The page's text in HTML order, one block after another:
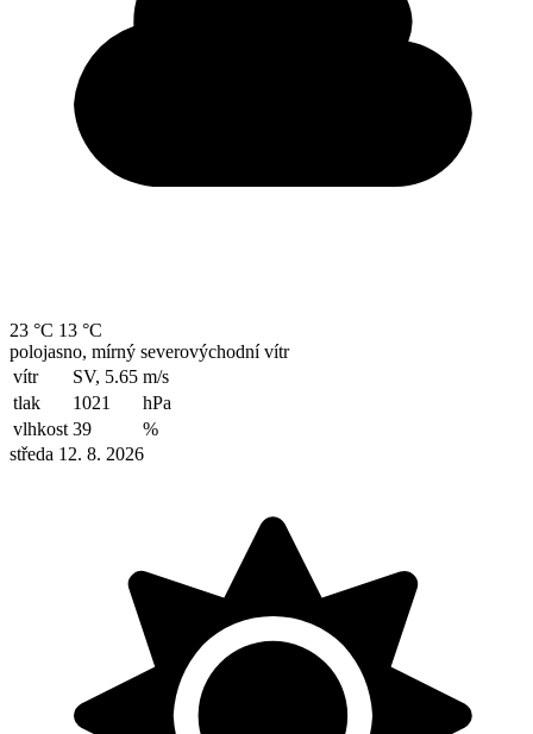
23 °C 13 °C
polojasno, mírný severovýchodní vítr
vítr
SV, 5.65 m/s
tlak
1021
hPa
vlhkost 39
%
středa 12. 8. 2026